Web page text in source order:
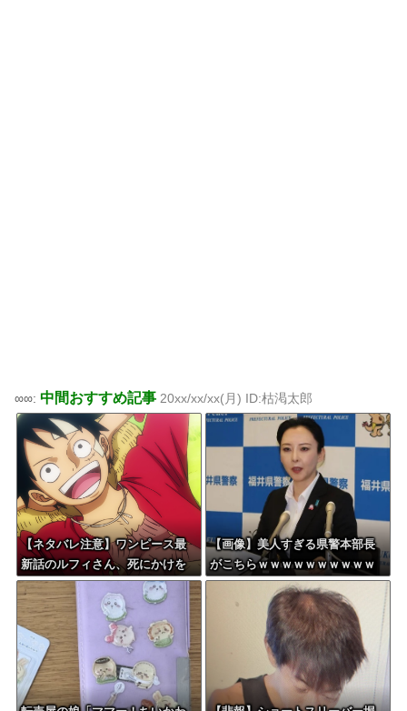
∞∞: 中間おすすめ記事 20xx/xx/xx(月) ID:枯渇太郎
【ネタバレ注意】ワンピース最
新話のルフィさん、死にかけを
助けてもらったジジイに悪態を
吐いてしまう・・・
【画像】美人すぎる県警本部長
がこちらｗｗｗｗｗｗｗｗｗｗ